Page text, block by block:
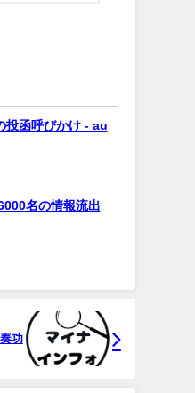
投函呼びかけ - au
名の情報流出
功